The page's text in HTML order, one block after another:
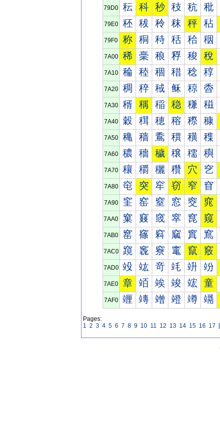
79D0 秐 科 秒 秓 秔 秕
79E0 秠 秡 秢 秣 秤 秥
79F0 称 秱 秲 秳 秴 秵
7A00 稀 稁 稂 稃 稄 稅
7A10 稐 稑 稒 稓 稔 稕
7A20 稠 稡 稢 稣 稤 稥
7A30 稰 稱 稲 稳 稴 稵
7A40 穀 穁 穂 穃 穄 穅
7A50 穐 穑 穒 穓 穔 穕
7A60 穠 穡 穢 穣 穤 穥
7A70 穰 穱 穲 穳 穴 穵
7A80 窀 突 窂 窃 窄 窅
7A90 窐 窑 窒 窓 窔 窕
7AA0 窠 窡 窢 窣 窤 窥
7AB0 窰 窱 窲 窳 窴 窵
7AC0 竀 竁 竂 竃 竄 竅
7AD0 竐 竑 竒 竓 竔 竕
7AE0 章 竡 竢 竣 竤 童
7AF0 竰 竱 竲 竳 竴 竵
Pages:
1 2 3 4 5 6 7 8 9 10 11 12 13 14 15 16 17